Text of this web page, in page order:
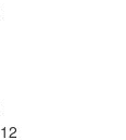
12